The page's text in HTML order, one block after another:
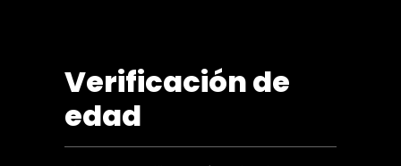
Verificación de
edad